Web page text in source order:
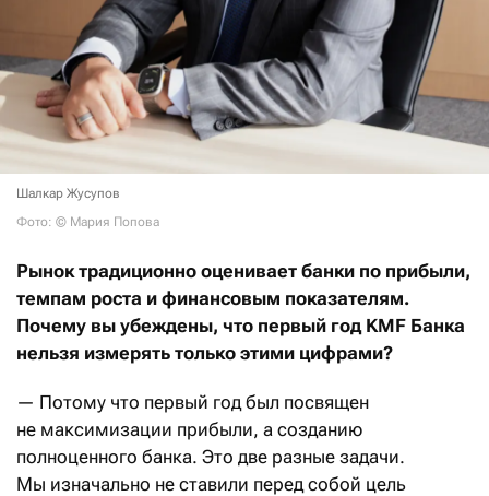
Шалкар Жусупов
Фото: © Мария Попова
Рынок традиционно оценивает банки по прибыли,
темпам роста и финансовым показателям.
Почему вы убеждены, что первый год KMF Банка
нельзя измерять только этими цифрами?
— Потому что первый год был посвящен
не максимизации прибыли, а созданию
полноценного банка. Это две разные задачи.
Мы изначально не ставили перед собой цель